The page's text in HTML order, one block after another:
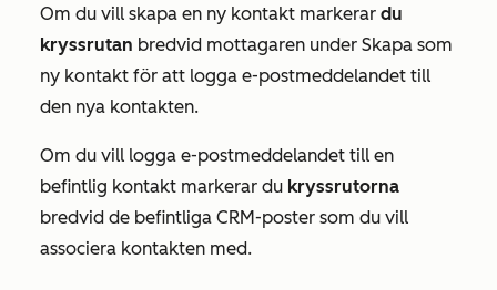
Om du vill skapa en ny kontakt markerar du
kryssrutan bredvid mottagaren under Skapa som
ny kontakt för att logga e-postmeddelandet till
den nya kontakten.
Om du vill logga e-postmeddelandet till en
befintlig kontakt markerar du kryssrutorna
bredvid de befintliga CRM-poster som du vill
associera kontakten med.